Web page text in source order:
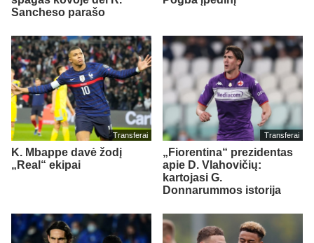
Sancheso parašo
Transferai
K. Mbappe davė žodį
„Real“ ekipai
Transferai
„Fiorentina“ prezidentas
apie D. Vlahovičių:
kartojasi G.
Donnarummos istorija